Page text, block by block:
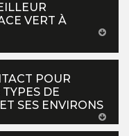
VERT À
POUR
DE
SES ENVIRONS